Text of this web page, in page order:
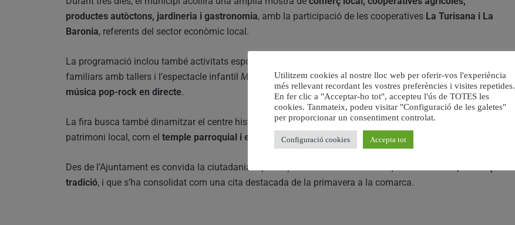
productes autòctons, jardineria i gastronomia, amb la participació de les cooperatives La Turisana i La
Baronia, referents del sector econòmic local.
La programació inclou també activitats esportives, com un
familiars amb tallers i l’espectacle infantil Matilda . A la vesprada, el públic podrà gaudir d’untardeo amb
música pop-rock en directe.
La fira busca també dinamitzar el centre històric del municipi, fomentant el passeig i la descoberta del
patrimoni local, com el temple parroquial i el nucli antic de Turís.
Des de l’Ajuntament es convida la ciutadania a participar en un esdeveniment que combina
tradició, i que s’ha consolidat com una cita destacada de la primavera a la comarca.
Utilitzem cookies al nostre lloc web per oferir-vos l'experiència
més rellevant recordant les vostres preferències i visites repetides.
En fer clic a "Acceptar-ho tot", accepteu l'ús de TOTES les
cookies. Tanmateix, podeu visitar "Configuració de les galetes"
per proporcionar un consentiment controlat.
Configuració cookies Accepta tot